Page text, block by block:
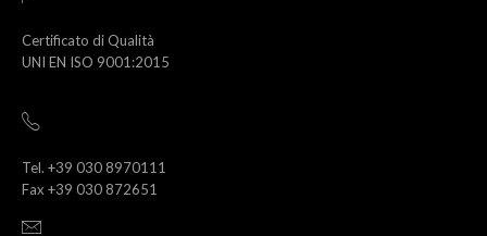
Certificato di Qualità
UNI EN ISO 9001:2015
Tel. +39 030 8970111
Fax +39 030 872651